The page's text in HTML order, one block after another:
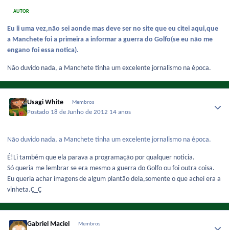
AUTOR
Eu li uma vez,não sei aonde mas deve ser no site que eu citei aqui,que
a Manchete foi a primeira a informar a guerra do Golfo(se eu não me
engano foi essa notica).
Não duvido nada, a Manchete tinha um excelente jornalismo na época.
Usagi White Membros
Postado 18 de Junho de 2012 14 anos
Não duvido nada, a Manchete tinha um excelente jornalismo na época.
É!Li também que ela parava a programação por qualquer noticia.
Só queria me lembrar se era mesmo a guerra do Golfo ou foi outra coisa.
Eu queria achar imagens de algum plantão dela,somente o que achei era a
vinheta.Ç_Ç
Gabriel Maciel Membros